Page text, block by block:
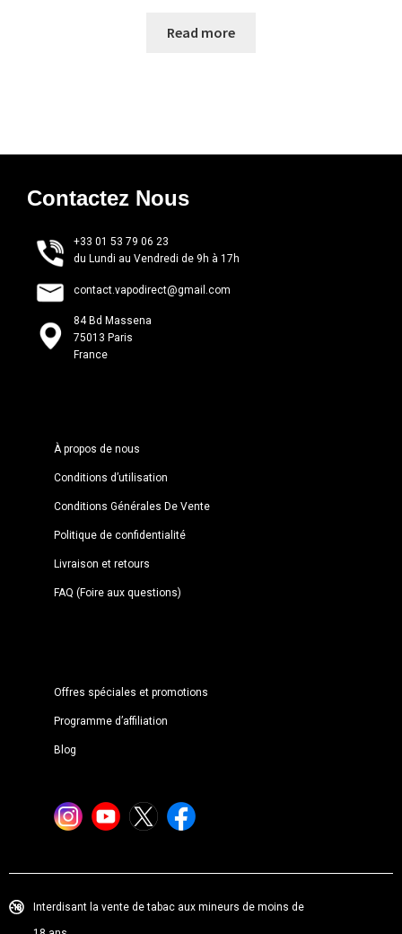
Read more
Contactez Nous
+33 01 53 79 06 23
du Lundi au Vendredi de 9h à 17h
contact.vapodirect@gmail.com
84 Bd Massena
75013 Paris
France
À propos de nous
Conditions d’utilisation
Conditions Générales De Vente
Politique de confidentialité
Livraison et retours
FAQ (Foire aux questions)
Offres spéciales et promotions
Programme d’affiliation
Blog
Interdisant la vente de tabac aux mineurs de moins de